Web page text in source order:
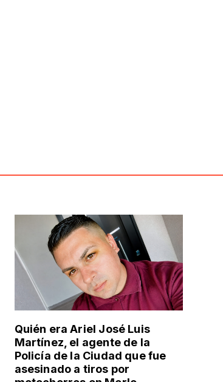
Quién era Ariel José Luis
Martínez, el agente de la
Policía de la Ciudad que fue
asesinado a tiros por